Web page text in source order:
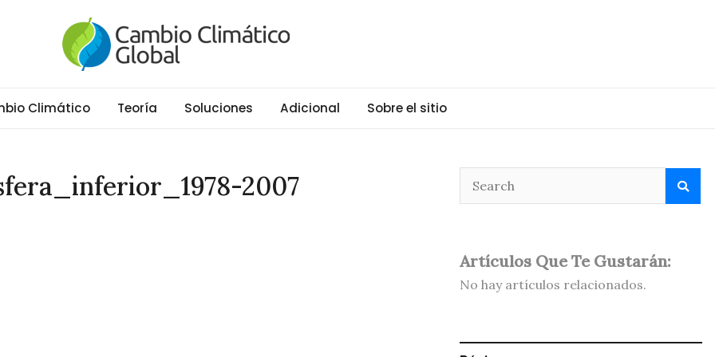
Climático Teoría Soluciones Adicional Sobre el sitio
2007
Artículos Que Te Gustarán:
No hay artículos relacionados.